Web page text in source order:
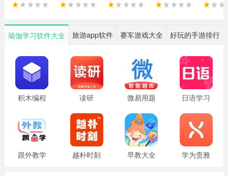
软件最近在各大平台上也都非常的火爆，有很多年轻的朋
现身边值得认识的陌生朋友，丰富的交友玩法一定给带给
你更多交友惊喜!感到无聊的时候就来加入Uik聊天软件群
聊大厅，和来自各个地方的网友进行交谈，无论是k歌还是
玩游戏，都能收获满满的快乐!
软件亮点
1、Uik添加心仪对象的标签，就可以帮助你匹配到你喜欢
瑜伽学习软件大全 旅游app软件 赛车游戏大全 好玩的手游排行
积木编程 读研
微易用题
日语学习
跟外教学 越朴时刻 早教大全
学为贵雅